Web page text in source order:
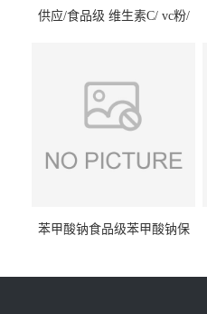
供应/食品级 维生素C/ vc粉/
苯甲酸钠食品级苯甲酸钠保